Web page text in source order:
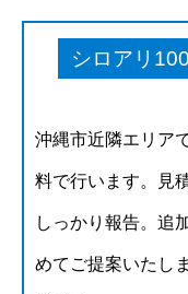
シロアリ
沖縄市近隣エリア
料で行います。見
しっかり報告。追
めてご提案いたし